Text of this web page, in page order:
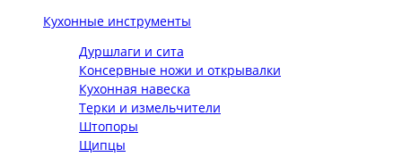
Кухонные инструменты
Дуршлаги и сита
Консервные ножи и открывалки
Кухонная навеска
Терки и измельчители
Штопоры
Щипцы